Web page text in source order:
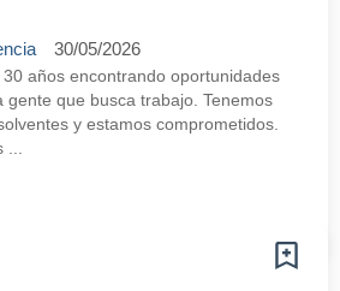
30/05/2026
años encontrando oportunidades
gente que busca trabajo. Tenemos
y estamos comprometidos.